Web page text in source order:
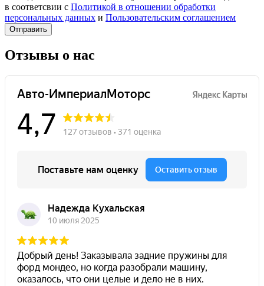
в соответсвии с Политикой в отношении обработки
персональных данных и Пользовательским соглашением
Отправить
Отзывы о нас